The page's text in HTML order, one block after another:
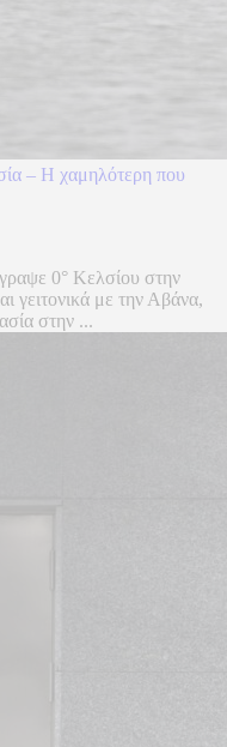
– Η χαμηλότερη που
0° Κελσίου στην
γειτονικά με την Αβάνα,
στην ...